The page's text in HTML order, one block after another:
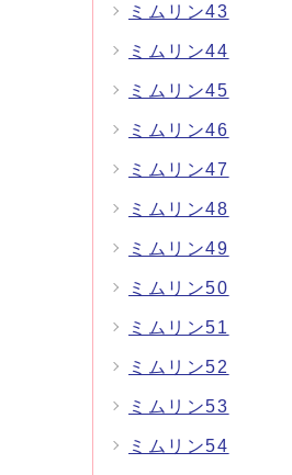
ミムリン43
ミムリン44
ミムリン45
ミムリン46
ミムリン47
ミムリン48
ミムリン49
ミムリン50
ミムリン51
ミムリン52
ミムリン53
ミムリン54